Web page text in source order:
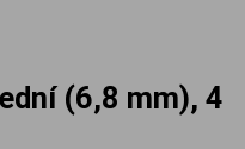
(6,8 mm), 4